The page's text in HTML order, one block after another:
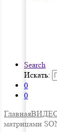
Search
Искать:
0
0
Главная
матрицами